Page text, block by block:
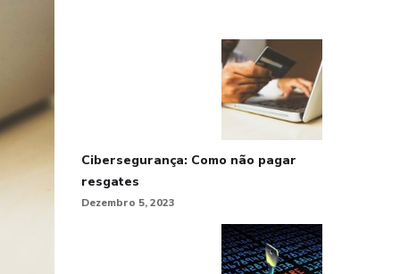
Cibersegurança: Como não pagar
resgates
Dezembro 5, 2023